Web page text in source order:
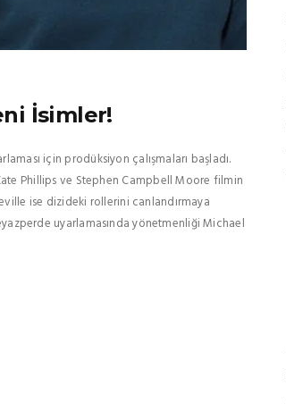
İsimler!
için prodüksiyon çalışmaları başladı.
Phillips ve Stephen Campbell Moore filmin
ise dizideki rollerini canlandırmaya
uyarlamasında yönetmenliği Michael